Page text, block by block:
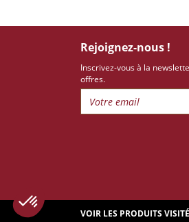
Rejoignez-nous !
Inscrivez-vous à la
offres.
VOIR LES PRODUITS